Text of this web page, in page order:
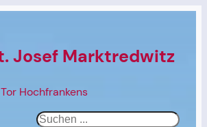
Josef Marktredwitz
Hochfrankens
S